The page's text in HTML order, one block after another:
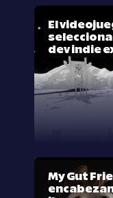
El
dev indie
My Gut